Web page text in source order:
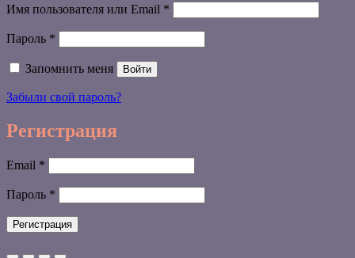
Имя пользователя или Email *
Пароль *
Запомнить меня Войти
Забыли свой пароль?
Регистрация
Email *
Пароль *
Регистрация